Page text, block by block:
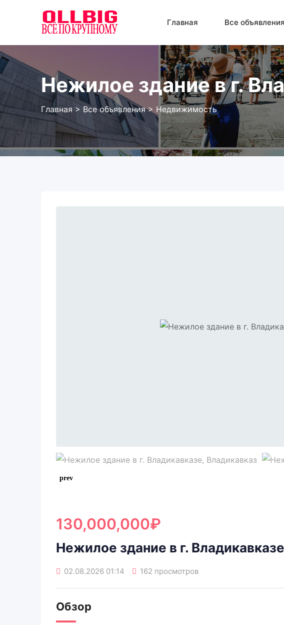
содержанию
Главная Все объявления
Нежилое здание в г.
Главная > Все объявления> Недвижимость
130,000,000₽
Нежилое здание в г.
02.08.2026 01:14 162 просмотров
Обзор